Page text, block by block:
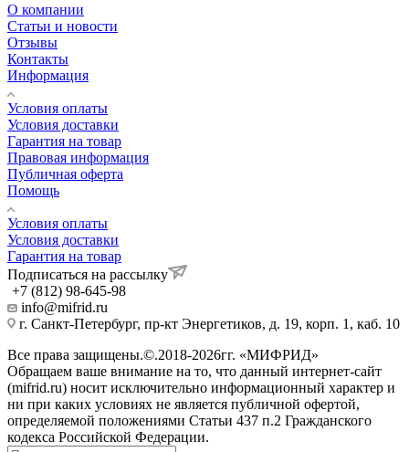
О компании
Статьи и новости
Отзывы
Контакты
Информация
Условия оплаты
Условия доставки
Гарантия на товар
Правовая информация
Публичная оферта
Помощь
Условия оплаты
Условия доставки
Гарантия на товар
Подписаться на рассылку
+7 (812) 98-645-98
info@mifrid.ru
г. Санкт-Петербург, пр-кт Энергетиков, д. 19, корп. 1, каб. 10
Все права защищены.©.2018-2026гг. «МИФРИД»
Обращаем ваше внимание на то, что данный интернет-сайт
(mifrid.ru) носит исключительно информационный характер и
ни при каких условиях не является публичной офертой,
определяемой положениями Статьи 437 п.2 Гражданского
кодекса Российской Федерации.